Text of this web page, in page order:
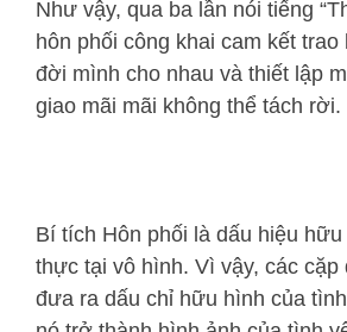
Như vậy, qua ba lần nói tiếng
hôn phối công khai cam kết trao
đời mình cho nhau và thiết lập
giao mãi mãi không thể tách rời.
Bí tích Hôn phối là dấu hiệu
thực tại vô hình. Vì vậy, các cặp
đưa ra dấu chỉ hữu hình của